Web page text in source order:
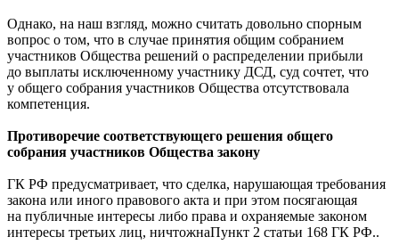
Однако, на наш взгляд, можно считать довольно спорным
вопрос о том, что в случае принятия общим собранием
участников Общества решений о распределении прибыли
до выплаты исключенному участнику ДСД, суд сочтет, что
у общего собрания участников Общества отсутствовала
компетенция.
Противоречие соответствующего решения общего
собрания участников Общества закону
ГК РФ предусматривает, что сделка, нарушающая требования
закона или иного правового акта и при этом посягающая
на публичные интересы либо права и охраняемые законом
интересы третьих лиц, ничтожнаПункт 2 статьи 168 ГК РФ..